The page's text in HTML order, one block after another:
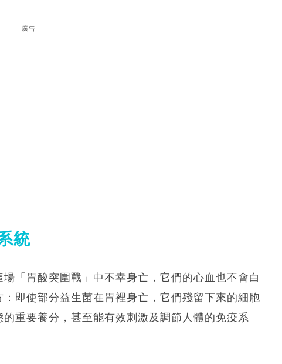
廣告
統
「胃酸突圍戰」中不幸身亡，它們的心血也不會白
即使部分益生菌在胃裡身亡，它們殘留下來的細胞
重要養分，甚至能有效刺激及調節人體的免疫系